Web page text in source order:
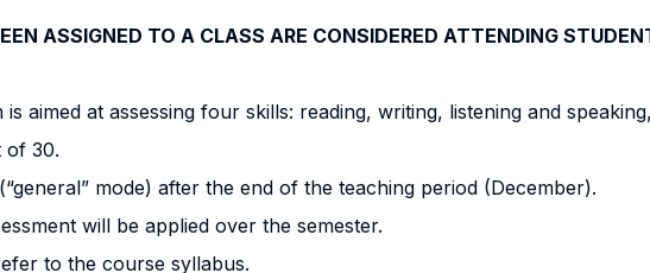
ASSIGNED TO A CLASS ARE CONSIDERED ATTENDING
aimed at assessing four skills: reading, writing, listening and
of 30.
mode) after the end of the teaching period (December).
will be applied over the semester.
to the course syllabus.